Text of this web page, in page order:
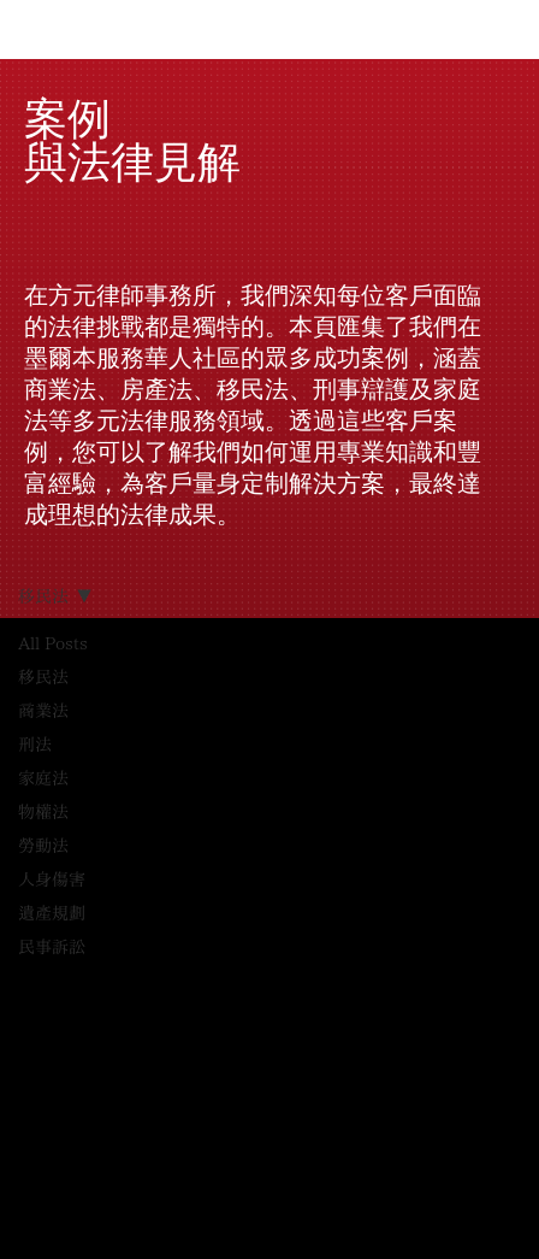
案例
與法律見解
在方元律師事務所，我們深知每位客戶面臨
的法律挑戰都是獨特的。本頁匯集了我們在
墨爾本服務華人社區的眾多成功案例，涵蓋
商業法、房產法、移民法、刑事辯護及家庭
法等多元法律服務領域。透過這些客戶案
例，您可以了解我們如何運用專業知識和豐
富經驗，為客戶量身定制解決方案，最終達
成理想的法律成果。
All Posts
移民法
商業法
刑法
家庭法
物權法
勞動法
人身傷害
遺產規劃
民事訴訟
移民法